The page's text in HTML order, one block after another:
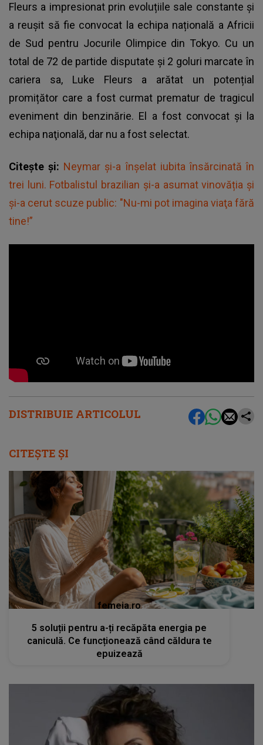
DISTRIBUIE ARTICOLUL
Fleurs a impresionat prin evoluțiile sale constante și
a reușit să fie convocat la echipa națională a Africii
de Sud pentru Jocurile Olimpice din Tokyo. Cu un
total de 72 de partide disputate și 2 goluri marcate în
cariera sa, Luke Fleurs a arătat un potențial
promițător care a fost curmat prematur de tragicul
eveniment din benzinărie. El a fost convocat şi la
echipa naţională, dar nu a fost selectat.
Citește și: Neymar și-a înșelat iubita însărcinată în
trei luni. Fotbalistul brazilian și-a asumat vinovăția și
și-a cerut scuze public: "Nu-mi pot imagina viaţa fără
tine!”
CITEȘTE ȘI
femeia.ro
5 soluții pentru a-ți recăpăta energia pe
caniculă. Ce funcționează când căldura te
epuizează